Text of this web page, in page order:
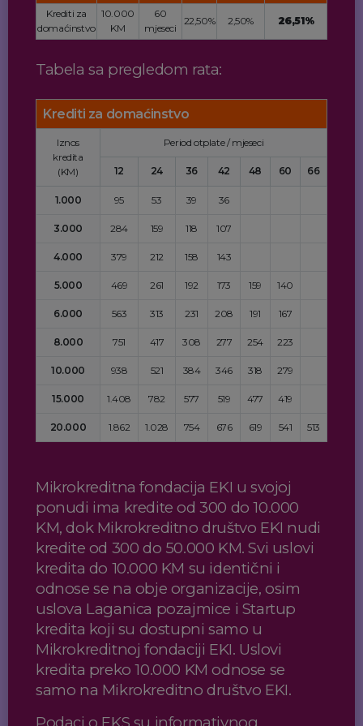
Krediti za
domaćinstvo
10.000
KM
60
mjeseci
22,50% 2,50% 26,51%
Tabela sa pregledom rata:
Krediti za domaćinstvo
Iznos
kredita
(KM)
Period otplate / mjeseci
12 24 36 42 48 60 66
1.000 95 53 39 36
3.000 284 159 118 107
4.000 379 212 158 143
5.000 469 261 192 173 159 140
6.000 563 313 231 208 191 167
8.000 751 417 308 277 254 223
10.000 938 521 384 346 318 279
15.000 1.408 782 577 519 477 419
20.000 1.862 1.028 754 676 619 541 513
Mikrokreditna fondacija EKI u svojoj
ponudi ima kredite od 300 do 10.000
KM, dok Mikrokreditno društvo EKI nudi
kredite od 300 do 50.000 KM. Svi uslovi
kredita do 10.000 KM su identični i
odnose se na obje organizacije, osim
uslova Laganica pozajmice i Startup
kredita koji su dostupni samo u
Mikrokreditnoj fondaciji EKI. Uslovi
kredita preko 10.000 KM odnose se
samo na Mikrokreditno društvo EKI.